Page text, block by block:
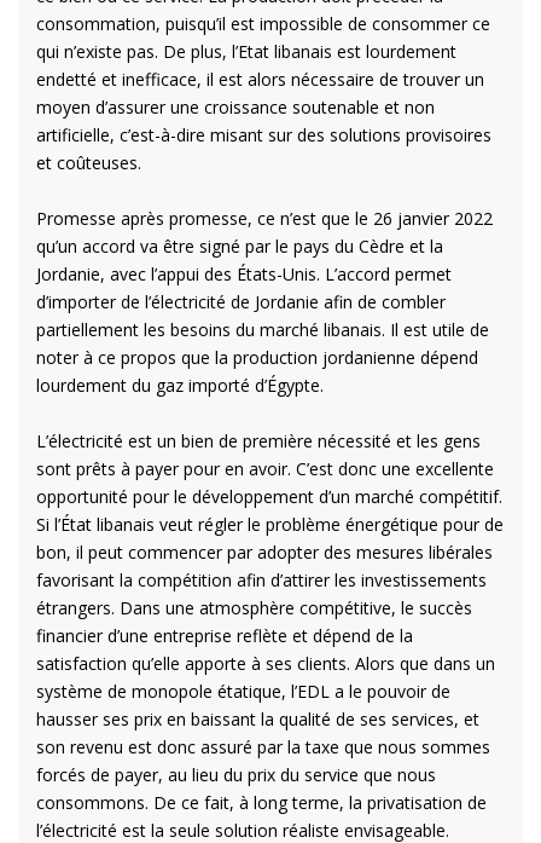
consommation, puisqu’il est impossible de consommer ce
qui n’existe pas. De plus, l’Etat libanais est lourdement
endetté et inefficace, il est alors nécessaire de trouver un
moyen d’assurer une croissance soutenable et non
artificielle, c’est-à-dire misant sur des solutions provisoires
et coûteuses.
Promesse après promesse, ce n’est que le 26 janvier 2022
qu’un accord va être signé par le pays du Cèdre et la
Jordanie, avec l’appui des États-Unis. L’accord permet
d’importer de l’électricité de Jordanie afin de combler
partiellement les besoins du marché libanais. Il est utile de
noter à ce propos que la production jordanienne dépend
lourdement du gaz importé d’Égypte.
L’électricité est un bien de première nécessité et les gens
sont prêts à payer pour en avoir. C’est donc une excellente
opportunité pour le développement d’un marché compétitif.
Si l’État libanais veut régler le problème énergétique pour de
bon, il peut commencer par adopter des mesures libérales
favorisant la compétition afin d’attirer les investissements
étrangers. Dans une atmosphère compétitive, le succès
financier d’une entreprise reflète et dépend de la
satisfaction qu’elle apporte à ses clients. Alors que dans un
système de monopole étatique, l’EDL a le pouvoir de
hausser ses prix en baissant la qualité de ses services, et
son revenu est donc assuré par la taxe que nous sommes
forcés de payer, au lieu du prix du service que nous
consommons. De ce fait, à long terme, la privatisation de
l’électricité est la seule solution réaliste envisageable.